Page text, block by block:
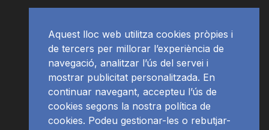
Aquest lloc web utilitza cookies pròpies i
de tercers per millorar l’experiència de
navegació, analitzar l’ús del servei i
mostrar publicitat personalitzada. En
continuar navegant, accepteu l’ús de
cookies segons la nostra política de
cookies. Podeu gestionar-les o rebutjar-